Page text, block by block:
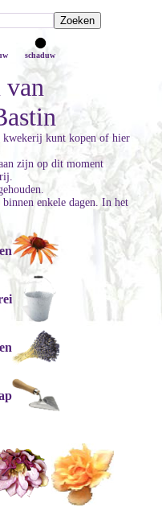
schaduw
van
kwekerij kunt kopen of hier
zijn op dit moment
enkele dagen. In het